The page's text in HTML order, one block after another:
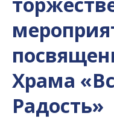
Храма
Радость»